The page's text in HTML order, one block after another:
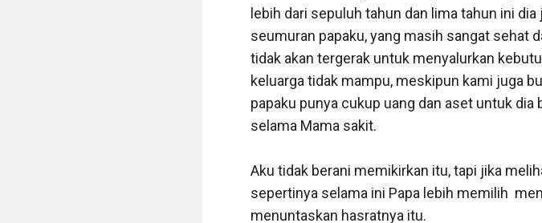
lebih dari sepuluh tahun dan lima tahun ini
seumuran papaku, yang masih sangat sehat
tidak akan tergerak untuk menyalurkan
keluarga tidak mampu, meskipun kami juga
papaku punya cukup uang dan aset untuk
selama Mama sakit.
Aku tidak berani memikirkan itu, tapi jika
sepertinya selama ini Papa lebih memilih
menuntaskan hasratnya itu.